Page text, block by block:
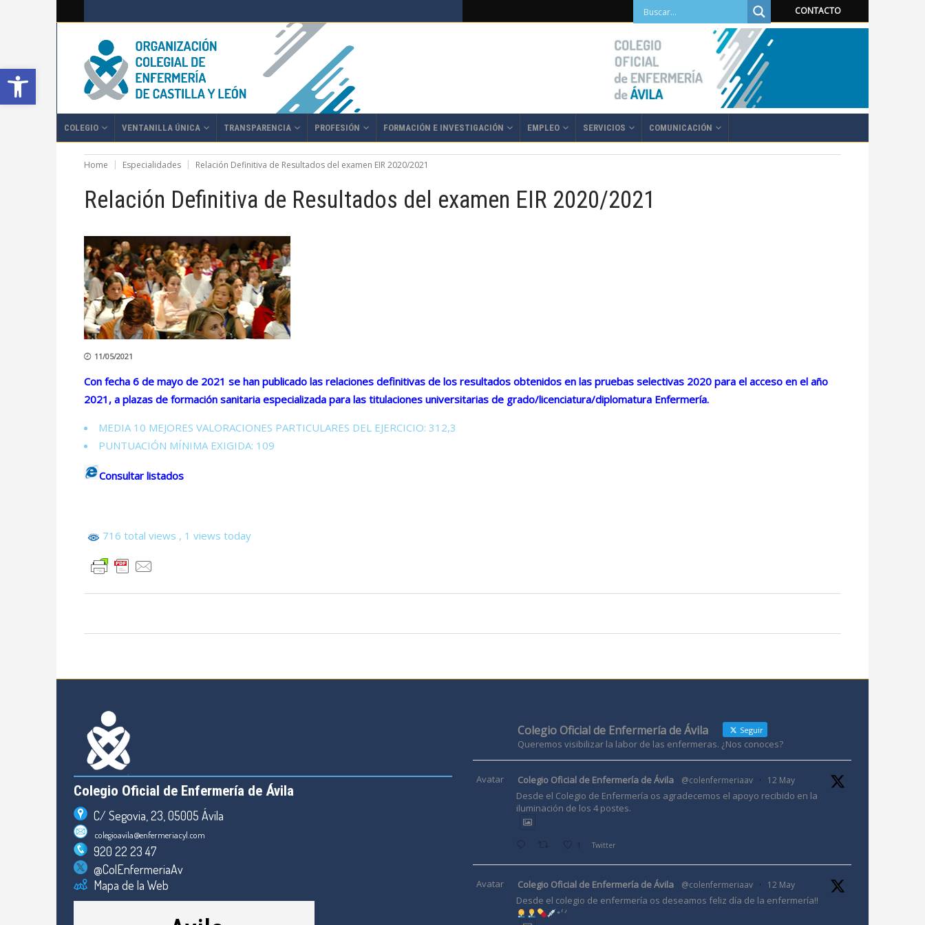
Abrir barra de herramientas
CONTACTO
COLEGIO VENTANILLA ÚNICA TRANSPARENCIA PROFESIÓN FORMACIÓN E INVESTIGACIÓN EMPLEO SERVICIOS COMUNICACIÓN
Home Especialidades Relación Definitiva de Resultados del examen EIR 2020/2021
Relación Definitiva de Resultados del examen EIR 2020/2021
11/05/2021
Con fecha 6 de mayo de 2021 se han publicado las relaciones definitivas de los resultados obtenidos en las pruebas selectivas 2020 para el acceso en el año
2021, a plazas de formación sanitaria especializada para las titulaciones universitarias de grado/licenciatura/diplomatura Enfermería.
MEDIA 10 MEJORES VALORACIONES PARTICULARES DEL EJERCICIO: 312,3
PUNTUACIÓN MÍNIMA EXIGIDA: 109
Consultar listados
716 total views , 1 views today
Colegio Oficial de Enfermería de Ávila
C/ Segovia, 23, 05005 Ávila
colegioavila@enfermeriacyl.com
920 22 23 47
@ColEnfermeriaAv
Mapa de la Web
Colegio Oficial de Enfermería de Ávila Seguir
Queremos visibilizar la labor de las enfermeras. ¿Nos conoces?
Avatar Colegio Oficial de Enfermería de Ávila @colenfermeriaav · 12 May
Desde el Colegio de Enfermería os agradecemos el apoyo recibido en la
iluminación de los 4 postes.
1 Twitter
Avatar Colegio Oficial de Enfermería de Ávila @colenfermeriaav · 12 May
Desde el colegio de enfermería os deseamos feliz día de la enfermería!!